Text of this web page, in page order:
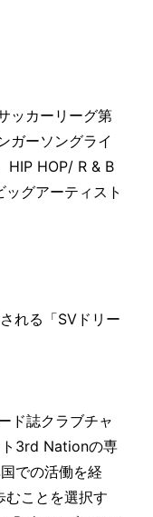
ッカーリーグ第
ガーソングライ
HIP HOP/ R & B
グアーティスト
れる「SVドリー
ド誌クラブチャ
3rd Nationの専
での活働を経
むことを選択す